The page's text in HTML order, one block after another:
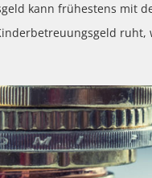
kann frühestens mit